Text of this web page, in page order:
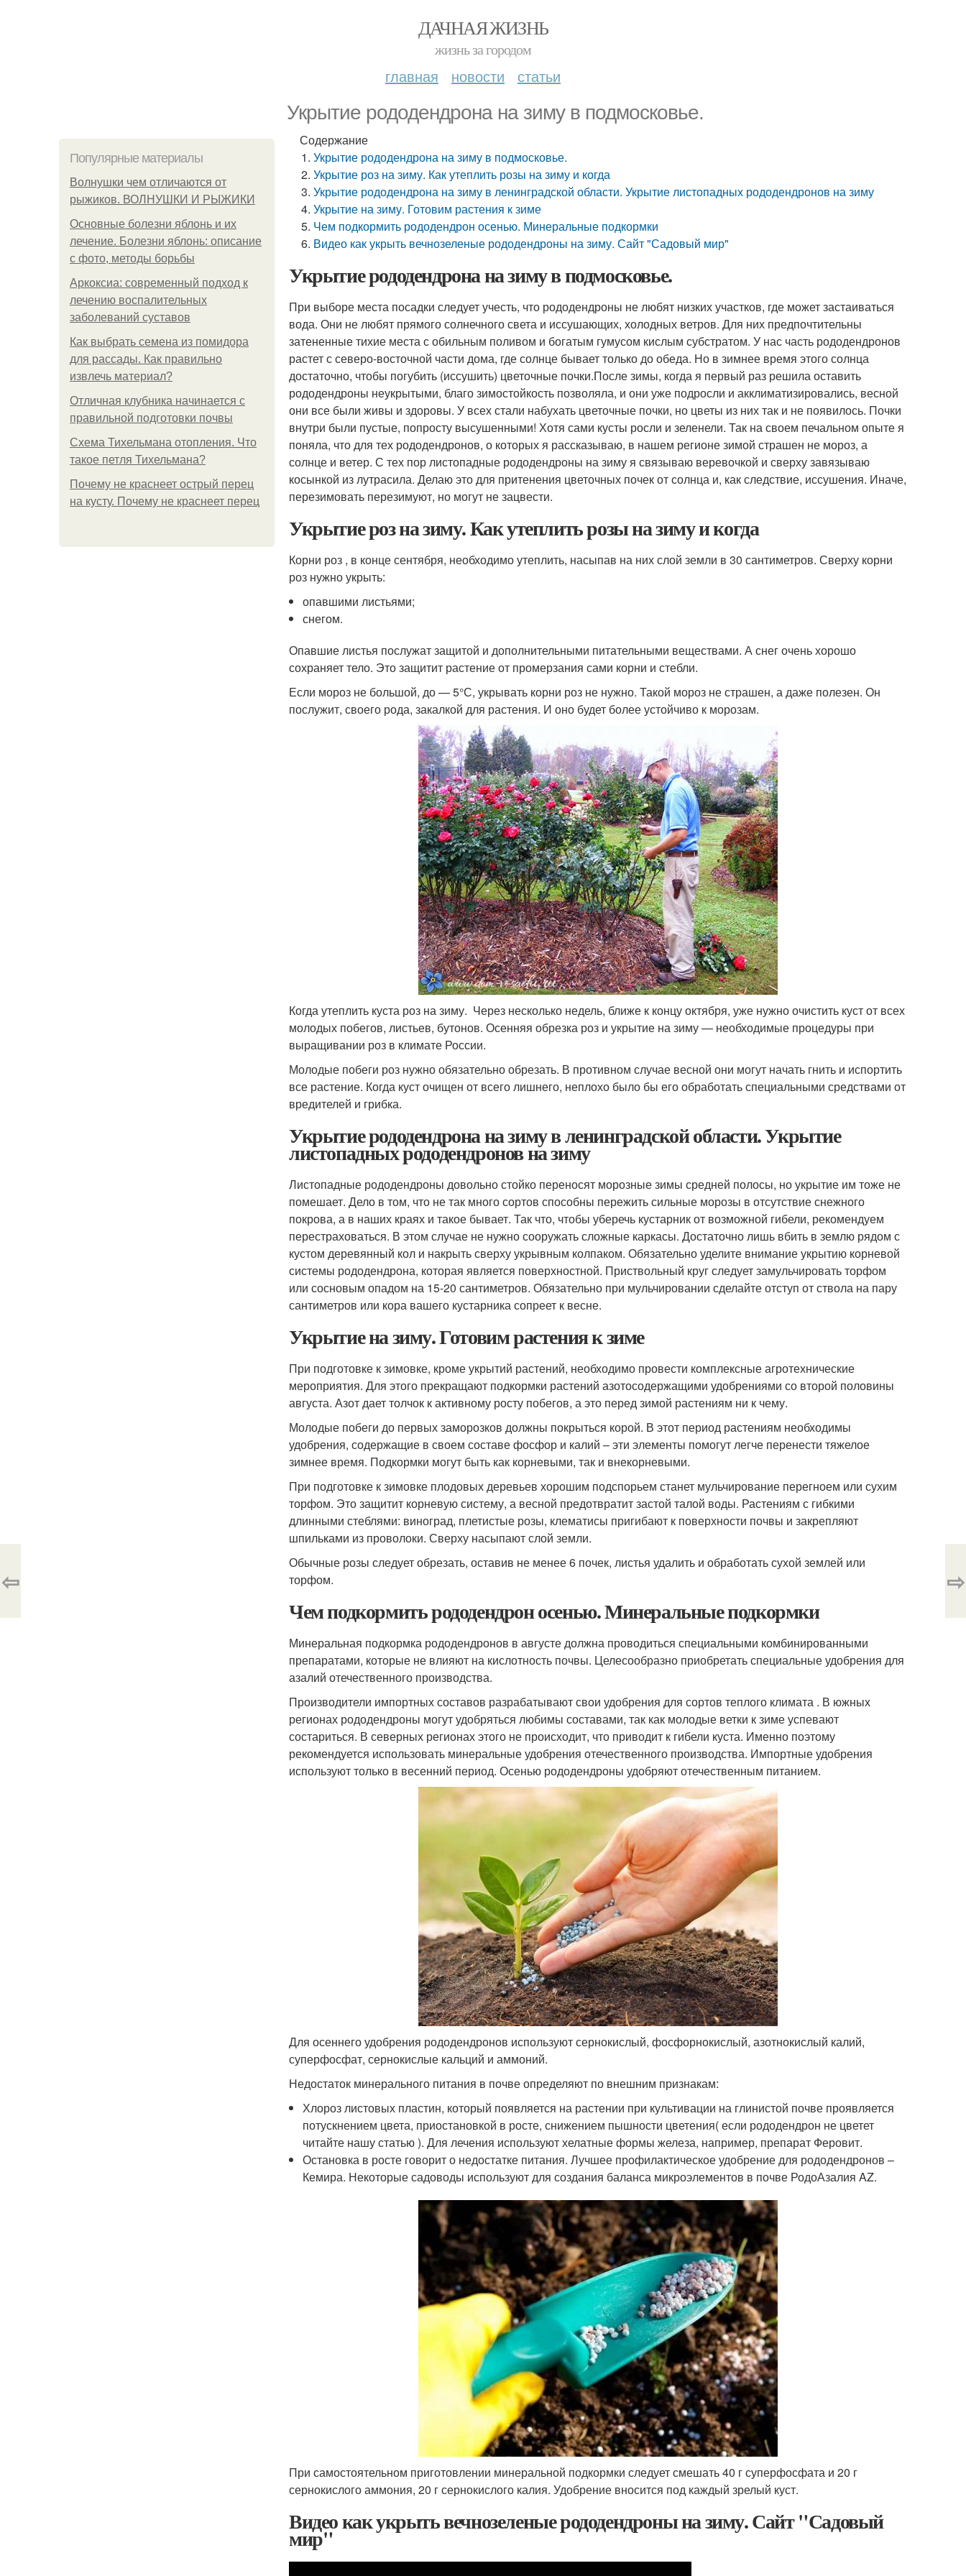
ДАЧНАЯ ЖИЗНЬ
жизнь за городом
главная новости статьи
Укрытие рододендрона на зиму в подмосковье.
Популярные материалы
Волнушки чем отличаются от
рыжиков. ВОЛНУШКИ И РЫЖИКИ
Основные болезни яблонь и их
лечение. Болезни яблонь: описание
с фото, методы борьбы
Аркоксиа: современный подход к
лечению воспалительных
заболеваний суставов
Как выбрать семена из помидора
для рассады. Как правильно
извлечь материал?
Отличная клубника начинается с
правильной подготовки почвы
Схема Тихельмана отопления. Что
такое петля Тихельмана?
Почему не краснеет острый перец
на кусту. Почему не краснеет перец
Содержание
Укрытие рододендрона на зиму в подмосковье.
Укрытие роз на зиму. Как утеплить розы на зиму и когда
Укрытие рододендрона на зиму в ленинградской области. Укрытие листопадных рододендронов на зиму
Укрытие на зиму. Готовим растения к зиме
Чем подкормить рододендрон осенью. Минеральные подкормки
Видео как укрыть вечнозеленые рододендроны на зиму. Сайт "Садовый мир"
Укрытие рододендрона на зиму в подмосковье.
При выборе места посадки следует учесть, что рододендроны не любят низких участков, где может застаиваться
вода. Они не любят прямого солнечного света и иссушающих, холодных ветров. Для них предпочтительны
затененные тихие места с обильным поливом и богатым гумусом кислым субстратом. У нас часть рододендронов
растет с северо-восточной части дома, где солнце бывает только до обеда. Но в зимнее время этого солнца
достаточно, чтобы погубить (иссушить) цветочные почки.После зимы, когда я первый раз решила оставить
рододендроны неукрытыми, благо зимостойкость позволяла, и они уже подросли и акклиматизировались, весной
они все были живы и здоровы. У всех стали набухать цветочные почки, но цветы из них так и не появилось. Почки
внутри были пустые, попросту высушенными! Хотя сами кусты росли и зеленели. Так на своем печальном опыте я
поняла, что для тех рододендронов, о которых я рассказываю, в нашем регионе зимой страшен не мороз, а
солнце и ветер. С тех пор листопадные рододендроны на зиму я связываю веревочкой и сверху завязываю
косынкой из лутрасила. Делаю это для притенения цветочных почек от солнца и, как следствие, иссушения. Иначе,
перезимовать перезимуют, но могут не зацвести.
Укрытие роз на зиму. Как утеплить розы на зиму и когда
Корни роз , в конце сентября, необходимо утеплить, насыпав на них слой земли в 30 сантиметров. Сверху корни
роз нужно укрыть:
опавшими листьями;
снегом.
Опавшие листья послужат защитой и дополнительными питательными веществами. А снег очень хорошо
сохраняет тело. Это защитит растение от промерзания сами корни и стебли.
Если мороз не большой, до — 5°С, укрывать корни роз не нужно. Такой мороз не страшен, а даже полезен. Он
послужит, своего рода, закалкой для растения. И оно будет более устойчиво к морозам.
Когда утеплить куста роз на зиму. Через несколько недель, ближе к концу октября, уже нужно очистить куст от всех
молодых побегов, листьев, бутонов. Осенняя обрезка роз и укрытие на зиму — необходимые процедуры при
выращивании роз в климате России.
Молодые побеги роз нужно обязательно обрезать. В противном случае весной они могут начать гнить и испортить
все растение. Когда куст очищен от всего лишнего, неплохо было бы его обработать специальными средствами от
вредителей и грибка.
Укрытие рододендрона на зиму в ленинградской области. Укрытие
листопадных рододендронов на зиму
Листопадные рододендроны довольно стойко переносят морозные зимы средней полосы, но укрытие им тоже не
помешает. Дело в том, что не так много сортов способны пережить сильные морозы в отсутствие снежного
покрова, а в наших краях и такое бывает. Так что, чтобы уберечь кустарник от возможной гибели, рекомендуем
перестраховаться. В этом случае не нужно сооружать сложные каркасы. Достаточно лишь вбить в землю рядом с
кустом деревянный кол и накрыть сверху укрывным колпаком. Обязательно уделите внимание укрытию корневой
системы рододендрона, которая является поверхностной. Приствольный круг следует замульчировать торфом
или сосновым опадом на 15-20 сантиметров. Обязательно при мульчировании сделайте отступ от ствола на пару
сантиметров или кора вашего кустарника сопреет к весне.
Укрытие на зиму. Готовим растения к зиме
При подготовке к зимовке, кроме укрытий растений, необходимо провести комплексные агротехнические
мероприятия. Для этого прекращают подкормки растений азотосодержащими удобрениями со второй половины
августа. Азот дает толчок к активному росту побегов, а это перед зимой растениям ни к чему.
Молодые побеги до первых заморозков должны покрыться корой. В этот период растениям необходимы
удобрения, содержащие в своем составе фосфор и калий – эти элементы помогут легче перенести тяжелое
зимнее время. Подкормки могут быть как корневыми, так и внекорневыми.
При подготовке к зимовке плодовых деревьев хорошим подспорьем станет мульчирование перегноем или сухим
торфом. Это защитит корневую систему, а весной предотвратит застой талой воды. Растениям с гибкими
длинными стеблями: виноград, плетистые розы, клематисы пригибают к поверхности почвы и закрепляют
шпильками из проволоки. Сверху насыпают слой земли.
Обычные розы следует обрезать, оставив не менее 6 почек, листья удалить и обработать сухой землей или
торфом.
Чем подкормить рододендрон осенью. Минеральные подкормки
Минеральная подкормка рододендронов в августе должна проводиться специальными комбинированными
препаратами, которые не влияют на кислотность почвы. Целесообразно приобретать специальные удобрения для
азалий отечественного производства.
Производители импортных составов разрабатывают свои удобрения для сортов теплого климата . В южных
регионах рододендроны могут удобряться любимы составами, так как молодые ветки к зиме успевают
состариться. В северных регионах этого не происходит, что приводит к гибели куста. Именно поэтому
рекомендуется использовать минеральные удобрения отечественного производства. Импортные удобрения
используют только в весенний период. Осенью рододендроны удобряют отечественным питанием.
Для осеннего удобрения рододендронов используют сернокислый, фосфорнокислый, азотнокислый калий,
суперфосфат, сернокислые кальций и аммоний.
Недостаток минерального питания в почве определяют по внешним признакам:
Хлороз листовых пластин, который появляется на растении при культивации на глинистой почве проявляется
потускнением цвета, приостановкой в росте, снижением пышности цветения( если рододендрон не цветет
читайте нашу статью ). Для лечения используют хелатные формы железа, например, препарат Феровит.
Остановка в росте говорит о недостатке питания. Лучшее профилактическое удобрение для рододендронов –
Кемира. Некоторые садоводы используют для создания баланса микроэлементов в почве РодоАзалия AZ.
При самостоятельном приготовлении минеральной подкормки следует смешать 40 г суперфосфата и 20 г
сернокислого аммония, 20 г сернокислого калия. Удобрение вносится под каждый зрелый куст.
Видео как укрыть вечнозеленые рододендроны на зиму. Сайт "Садовый
мир"
⇦ ⇨